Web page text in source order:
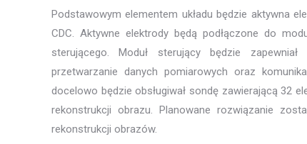
Podstawowym elementem układu będzie aktywna
CDC. Aktywne elektrody będą podłączone do
sterującego. Moduł sterujący będzie
przetwarzanie danych pomiarowych oraz
docelowo będzie obsługiwał sondę zawierającą 32
rekonstrukcji obrazu. Planowane rozwiązanie
rekonstrukcji obrazów.